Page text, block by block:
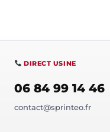
DIRECT USINE
06 84 99 14 46
contact@sprinteo.fr